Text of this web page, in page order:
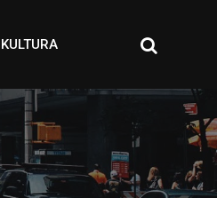
KULTURA